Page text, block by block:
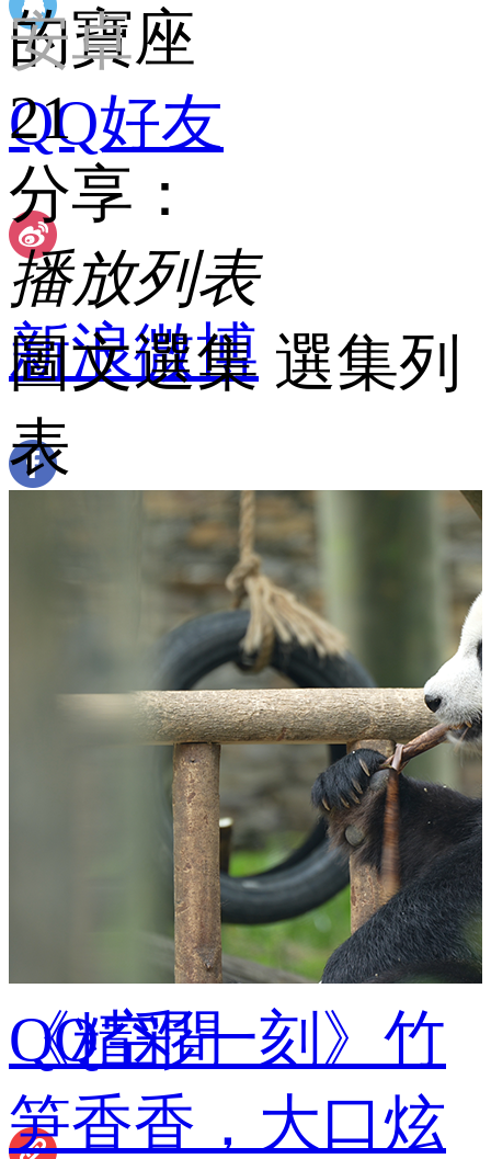
QQ好友
新浪微博
Facebook
Twitter
QQ空間
安卓
的寶座
21
分享：
播放列表
圖文選集 選集列
表
《精彩一刻》竹
笋香香，大口炫